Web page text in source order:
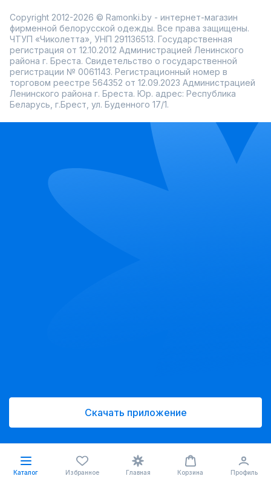
Copyright 2012-2026 © Ramonki.by - интернет-магазин
фирменной белорусской одежды. Все права защищены.
ЧТУП «Чиколетта», УНП 291136513. Государственная
регистрация от 12.10.2012 Администрацией Ленинского
района г. Бреста. Свидетельство о государственной
регистрации № 0061143. Регистрационный номер в
торговом реестре 564352 от 12.09.2023 Администрацией
Ленинского района г. Бреста. Юр. адрес: Республика
Беларусь, г.Брест, ул. Буденного 17/1.
Скачать приложение
Каталог Избранное Главная Корзина Профиль